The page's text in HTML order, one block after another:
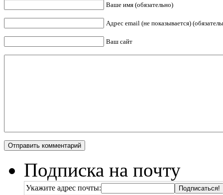
Ваше имя (обязательно)
Адрес email (не показывается)
Ваш сайт
Подписка на почту
Укажите адрес почты: